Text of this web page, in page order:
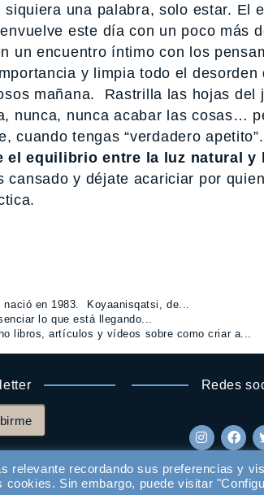
una palabra, solo estar. El
este día con un poco más
un encuentro íntimo con los
y limpia todo el desorden
mañana. Rastrilla las hojas del
nunca, nunca acabar las cosas…
cuando tengas “verdadero
el equilibrio entre la luz natural y
y déjate acariciar por
en 1983. Koyaanisqatsi, de...
lo que está llegando...
libros, artículos y vídeos sobre como criar a...
Redes
relevante recordando sus preferencias y
Sin embargo, puede visitar